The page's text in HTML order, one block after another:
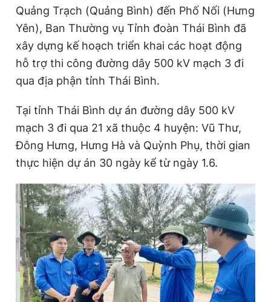
Đọc Thanh Niên trên điện thoại
Theo dõi báo trên
Hotline
0906 645 777
Liên hệ quảng cáo
0908 780 404
Đặt báo Quảng cáo RSS Tòa soạn Chính sách bảo
Tổng biên tập: Nguyễn Ngọc Toàn
Phó tổng biên tập thường trực: Hải Thành
Phó tổng biên tập: Lâm Hiếu Dũng
Phó tổng biên tập: Trần Việt Hưng
Tổng thư ký tòa soạn: Đức Trung
Giấy phép xuất bản số 110/GP - BTTTT cấp ngày 24.3.2020
© 2003-2026 Bản quyền thuộc về Báo Thanh Niên. Cấm sao
chép dưới mọi hình thức nếu không có sự chấp thuận bằng văn
bản. Phát triển bởi ePi Technologies, JSC.
Quảng Trạch (Quảng Bình) đến Phố Nối (Hưng
Yên), Ban Thường vụ Tỉnh đoàn Thái Bình đã
xây dựng kế hoạch triển khai các hoạt động
hỗ trợ thi công đường dây 500 kV mạch 3 đi
qua địa phận tỉnh Thái Bình.
Tại tỉnh Thái Bình dự án đường dây 500 kV
mạch 3 đi qua 21 xã thuộc 4 huyện: Vũ Thư,
Đông Hưng, Hưng Hà và Quỳnh Phụ, thời gian
thực hiện dự án 30 ngày kể từ ngày 1.6.